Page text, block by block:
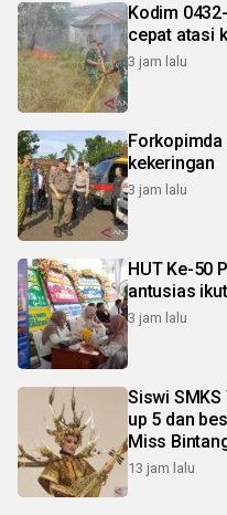
Kodim
cepat atasi
3 jam lalu
kekeringan
3 jam lalu
HUT Ke-50
antusias
3 jam lalu
Siswi
up 5 dan
Miss
13 jam lalu